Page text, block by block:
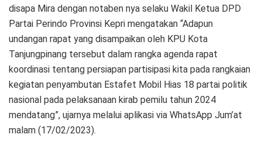
disapa Mira dengan notaben nya selaku Wakil Ketua DPD
Partai Perindo Provinsi Kepri mengatakan “Adapun
undangan rapat yang disampaikan oleh KPU Kota
Tanjungpinang tersebut dalam rangka agenda rapat
koordinasi tentang persiapan partisipasi kita pada rangkaian
kegiatan penyambutan Estafet Mobil Hias 18 partai politik
nasional pada pelaksanaan kirab pemilu tahun 2024
mendatang”, ujarnya melalui aplikasi via WhatsApp Jum’at
malam (17/02/2023).